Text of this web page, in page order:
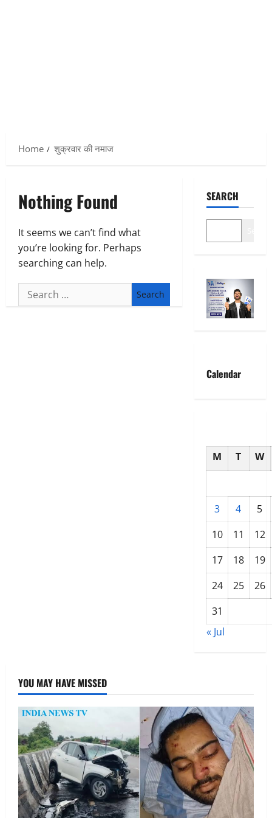
Home शुक्रवार की नमाज
Nothing Found
It seems we can’t find what
you’re looking for. Perhaps
searching can help.
Search
for:
SEARCH
Calendar
M T W
3 4
5
10
11
12
17
18
19
24
25
26
31
« Jul
YOU MAY HAVE MISSED